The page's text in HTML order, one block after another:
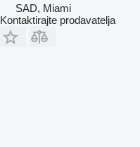
SAD, Miami
Kontaktirajte prodavatelja